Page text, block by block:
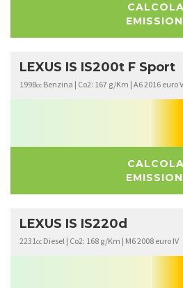
CALCOLA
LEXUS IS IS200t F Sport
1998cc Benzina | Co2: 167 g/Km | A6 2016 euro
CALCOLA
LEXUS IS IS220d
2231cc Diesel | Co2: 168 g/Km | M6 2008 euro IV